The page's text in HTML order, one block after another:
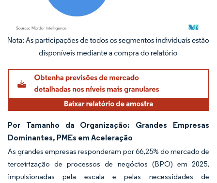
Imagem © Mordor Intelligence. O reuso requer atribuição conforme CC BY 4.0.
Por Tamanho da Organização: Grandes Empresas
Dominantes, PMEs em Aceleração
As grandes empresas responderam por 66,25% do mercado de
terceirização de processos de negócios (BPO) em 2025,
impulsionadas pela escala e pelas necessidades de